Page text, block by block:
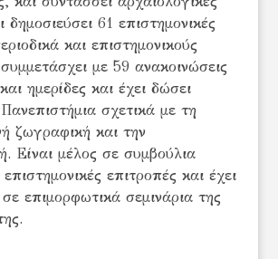
δημοσιεύσει 61 επιστημονικές
και επιστημονικούς
με 59 ανακοινώσεις
ημερίδες και έχει δώσει
σχετικά με τη
ζωγραφική και την
Είναι μέλος σε συμβούλια
επιτροπές και έχει
επιμορφωτικά σεμινάρια της